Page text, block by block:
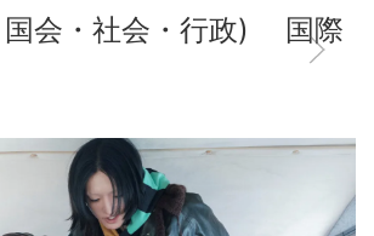
会・社会・行政) 国際